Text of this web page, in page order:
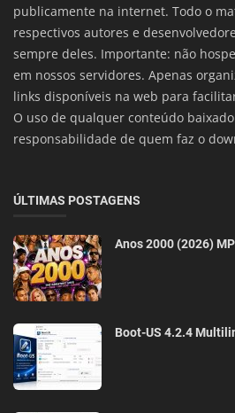
publicamente na internet. Todo o
respectivos autores e
sempre deles. Importante: não
em nossos servidores. Apenas
links disponíveis na web para
O uso de qualquer conteúdo
responsabilidade de quem faz o
ÚLTIMAS POSTAGENS
Anos 2000 (2026)
Boot-US 4.2.4